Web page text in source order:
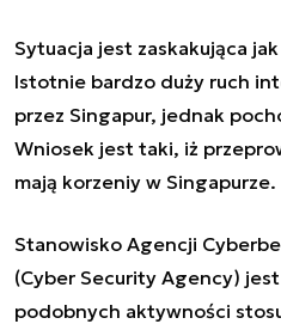
Sytuacja jest zaskakująca
Istotnie bardzo duży ruch
przez Singapur, jednak
Wniosek jest taki, iż
mają korzeniy w Singapurze.
Stanowisko Agencji
(Cyber Security Agency)
podobnych aktywności